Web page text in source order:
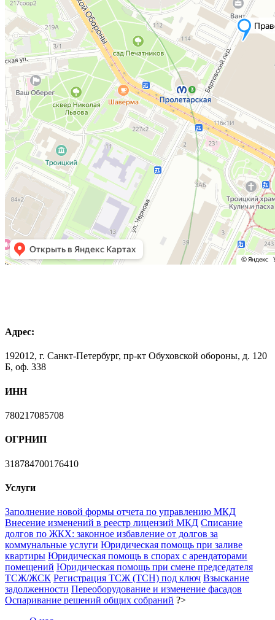
Адрес:
192012, г. Санкт-Петербург, пр-кт Обуховской обороны, д. 120
Б, оф. 338
ИНН
780217085708
ОГРНИП
318784700176410
Услуги
Заполнение новой формы отчета по управлению МКД
Внесение изменений в реестр лицензий МКД Списание
долгов по ЖКХ: законное избавление от долгов за
коммунальные услуги Юридическая помощь при заливе
квартиры Юридическая помощь в спорах с арендаторами
помещений Юридическая помощь при смене председателя
ТСЖ/ЖСК Регистрация ТСЖ (ТСН) под ключ Взыскание
задолженности Переоборудование и изменение фасадов
Оспаривание решений общих собраний ?>